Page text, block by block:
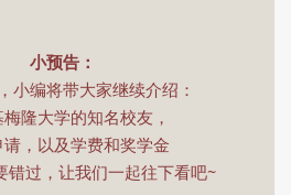
美国最佳大学排名第25位
学排名第52位